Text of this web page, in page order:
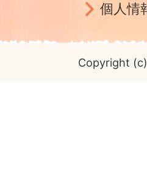
個人情
Copyright